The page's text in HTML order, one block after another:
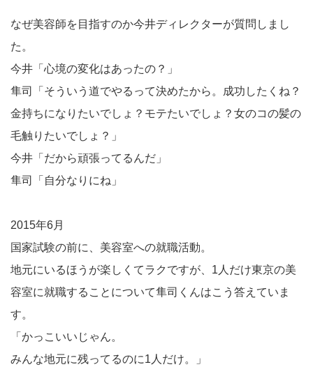
なぜ美容師を目指すのか今井ディレクターが質問しまし
た。
今井「心境の変化はあったの？」
隼司「そういう道でやるって決めたから。成功したくね？
金持ちになりたいでしょ？モテたいでしょ？女のコの髪の
毛触りたいでしょ？」
今井「だから頑張ってるんだ」
隼司「自分なりにね」
2015年6月
国家試験の前に、美容室への就職活動。
地元にいるほうが楽しくてラクですが、1人だけ東京の美
容室に就職することについて隼司くんはこう答えていま
す。
「かっこいいじゃん。
みんな地元に残ってるのに1人だけ。」